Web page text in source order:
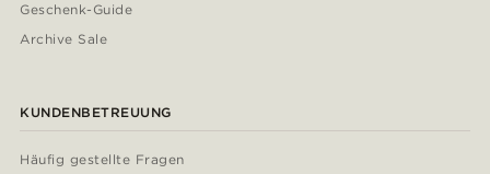
Geschenk-Guide
Archive Sale
KUNDENBETREUUNG
Häufig gestellte Fragen